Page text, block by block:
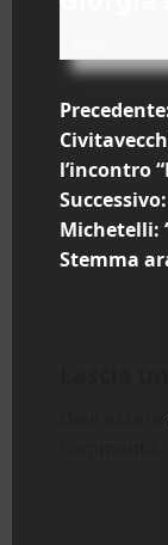
N
a
v
i
l’incontro
Successivo:
Michetelli:
Stemma